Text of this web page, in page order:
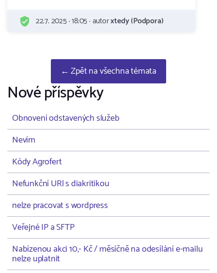
22.7. 2025 · 18:05 · autorxtedy (Podpora)
← Zpět na všechna témata
Nové příspěvky
Obnovení odstavených služeb
Nevím
Kódy Agrofert
Nefunkční URl s diakritikou
nelze pracovat s wordpress
Veřejné IP a SFTP
Nabízenou akci 10,- Kč / měsíčně na odesílání e-mailu
nelze uplatnit